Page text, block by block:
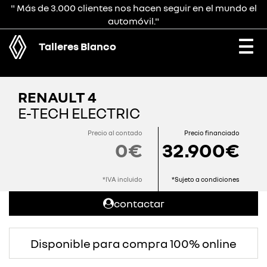
" Más de 3.000 clientes nos hacen seguir en el mundo el
automóvil."
Talleres Blanco
RENAULT 4
E-TECH ELECTRIC
Precio al contado
0€
*IVA incluido
Precio financiado
32.900€
*Sujeto a condiciones
contactar
Disponible para compra 100% online